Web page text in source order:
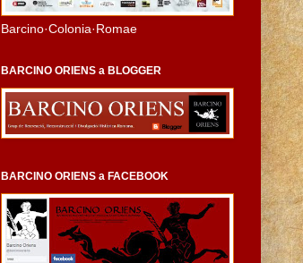
Barcino·Colonia·Romae
BARCINO ORIENS a BLOGGER
BARCINO ORIENS a FACEBOOK